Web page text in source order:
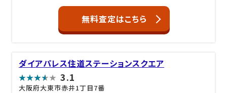
無料査定はこちら
ダイアパレス住道ステーションスクエア
3.1
大阪府大東市赤井1丁目7番